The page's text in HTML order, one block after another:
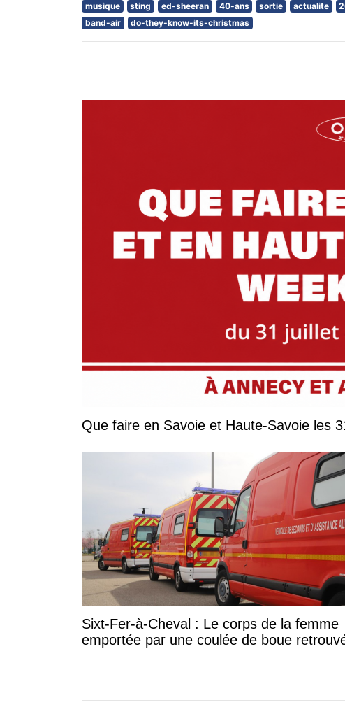
musique sting ed-sheeran 40-ans sortie actualite
band-air
do-they-know-its-christmas
Sixt-Fer-à-Cheval : Le corps de la femme
emportée par une coulée de boue